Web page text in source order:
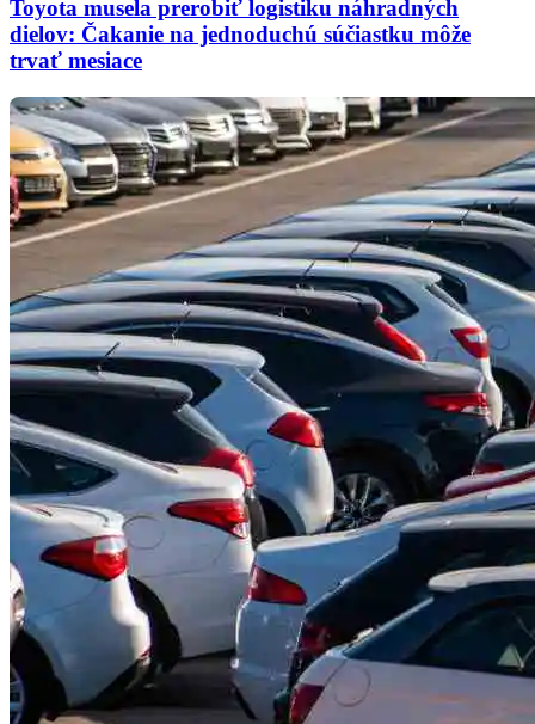
Toyota musela prerobiť logistiku náhradných
dielov: Čakanie na jednoduchú súčiastku môže
trvať mesiace